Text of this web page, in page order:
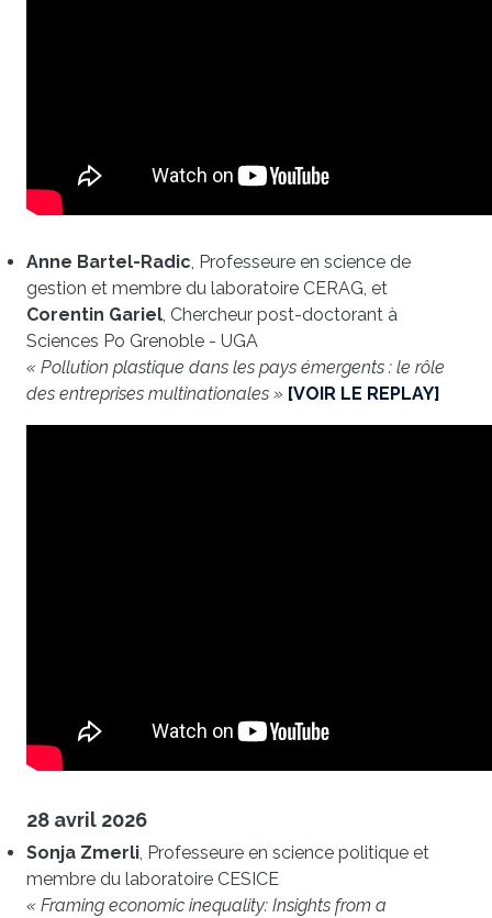
Anne Bartel-Radic, Professeure en science de
gestion et membre du laboratoire CERAG, et
Corentin Gariel, Chercheur post-doctorant à
Sciences Po Grenoble - UGA
« Pollution plastique dans les pays émergents : le rôle
des entreprises multinationales » [VOIR LE REPLAY]
28 avril 2026
Sonja Zmerli, Professeure en science politique et
membre du laboratoire CESICE
« Framing economic inequality: Insights from a